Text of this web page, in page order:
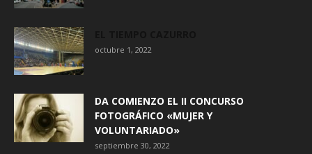
octubre 1, 2022
DA COMIENZO EL II CONCURSO
FOTOGRÁFICO «MUJER Y
VOLUNTARIADO»
septiembre 30, 2022